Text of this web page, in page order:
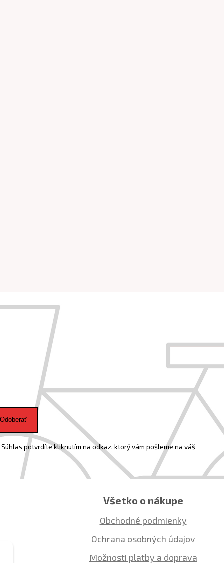
Odoberať
potvrdíte kliknutím na odkaz, ktorý vám pošleme na váš
Všetko o nákupe
Obchodné podmienky
Ochrana osobných údajov
Možnosti platby a doprava